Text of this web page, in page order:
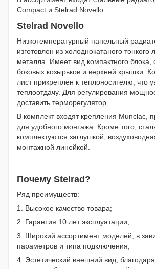
Compact и Stelrad Novello.
Stelrad Novello
Низкотемпературный панельный
изготовлен из холоднокатаного тонкого
металла. Имеет вид компактного блока,
боковых козырьков и верхней крышки.
лист прикреплен к теплоносителю, что
теплоотдачу. Для регулирования
доставить терморегулятор.
В комплект входят крепления Munclac,
для удобного монтажа. Кроме того,
комплектуются заглушкой,
монтажной линейкой.
Почему Stelrad?
Ряд преимуществ:
1. Высокое качество товара;
2. Гарантия 10 лет эксплуатации;
3. Широкий ассортимент моделей, в
параметров и типа подключения;
4. Эстетический внешний вид,